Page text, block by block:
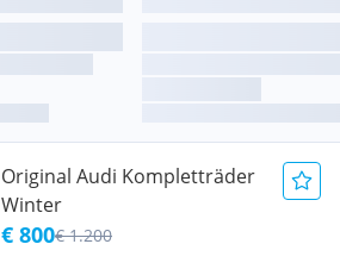
Original Audi Kompletträder
Winter
€ 800€ 1.200